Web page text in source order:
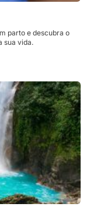
parto e descubra o
sua vida.